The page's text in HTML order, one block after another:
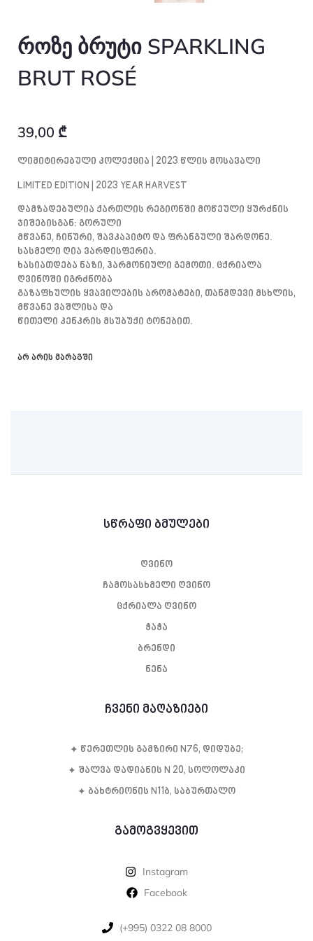
როზე ბრუტი SPARKLING
BRUT ROSÉ
39,00 ₾
Ლიმიტირებული Კოლექცია | 2023 Წლის Მოსავალი
LIMITED EDITION | 2023 YEAR HARVEST
Დამზადებულია Ქართლის Რეგიონში Მოწეული Ყურძნის
Ჯიშებისგან: Გორული
Მწვანე, Ჩინური, Შავკაპიტო Და Ფრანგული Შარდონე.
Სასმელი Ღია Ვარდისფერია.
Ხასიათდება Ნაზი, Ჰარმონიული Გემოთი. Ცქრიალა
Ღვინოში Იგრძნობა
Გაზაფხულის Ყვავილების Არომატები, Თანმდევი Მსხლის,
Მწვანე Ვაშლისა Და
Წითელი Კენკრის Მსუბუქი Ტონებით.
არ არის მარაგში
სწრაფი ბმულები
ღვინო
ჩამოსასხმელი ღვინო
ცქრიალა ღვინო
ჭაჭა
ბრენდი
ნენა
ჩვენი მაღაზიები
✦ წე­რეთ­ლის გამ­ზი­რი N76, დი­დუ­ბე;
✦ შალვა დადიანის N 20, სოლოლაკი
✦ ბახტრიონის N11ბ, საბურთალო
გამოგვყევით
Instagram
Facebook
‪(+995) 0322 08 8000‬‬